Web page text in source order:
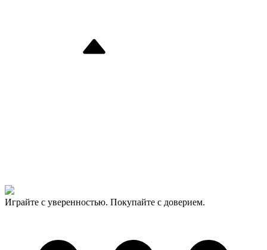
Играйте с уверенностью. Покупайте с доверием.